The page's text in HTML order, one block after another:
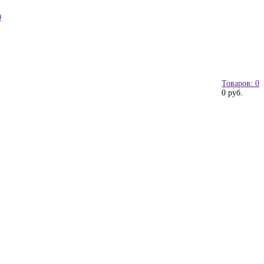
Товаров: 0
0 руб.